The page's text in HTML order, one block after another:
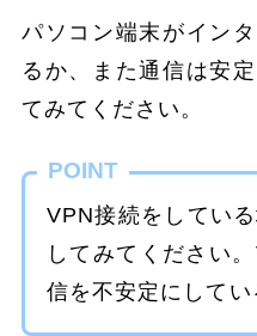
パソコン端末がイン
るか、また通信は安
てみてください。
POINT
VPN接続をしてい
してみてください
信を不安定にして